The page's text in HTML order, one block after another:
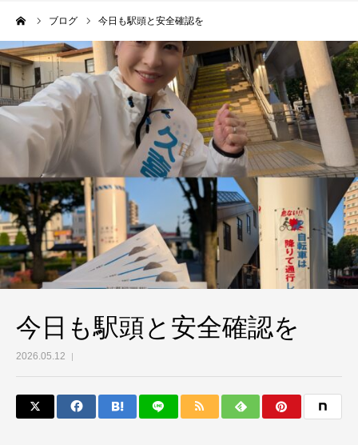
ブログ 今日も駅頭と安全確認を
今日も駅頭と安全確認を
2026.05.12